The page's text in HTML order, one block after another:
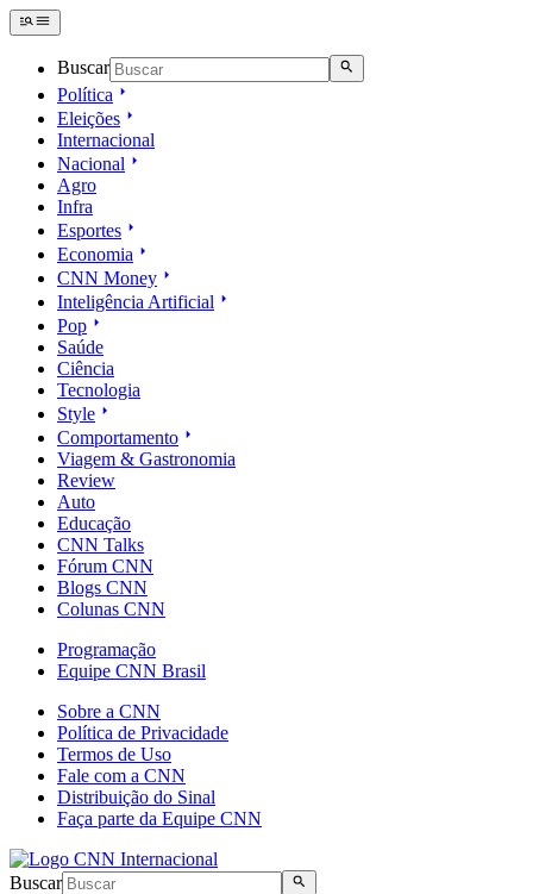
Buscar
Política
Eleições
Internacional
Nacional
Agro
Infra
Esportes
Economia
CNN Money
Inteligência Artificial
Pop
Saúde
Ciência
Tecnologia
Style
Comportamento
Viagem & Gastronomia
Review
Auto
Educação
CNN Talks
Fórum CNN
Blogs CNN
Colunas CNN
Programação
Equipe CNN Brasil
Sobre a CNN
Política de Privacidade
Termos de Uso
Fale com a CNN
Distribuição do Sinal
Faça parte da Equipe CNN
Buscar